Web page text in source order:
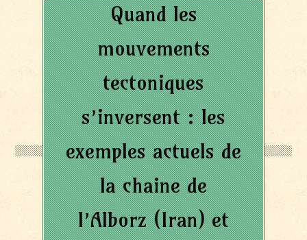
Quand les
mouvements
tectoniques
s’inversent : les
exemples actuels de
la chaine de
l’Alborz (Iran) et